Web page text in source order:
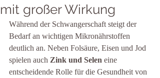
mit großer Wirkung
Während der Schwangerschaft steigt der
Bedarf an wichtigen Mikronährstoffen
deutlich an. Neben Folsäure, Eisen und Jod
spielen auch Zink und Selen eine
entscheidende Rolle für die Gesundheit von